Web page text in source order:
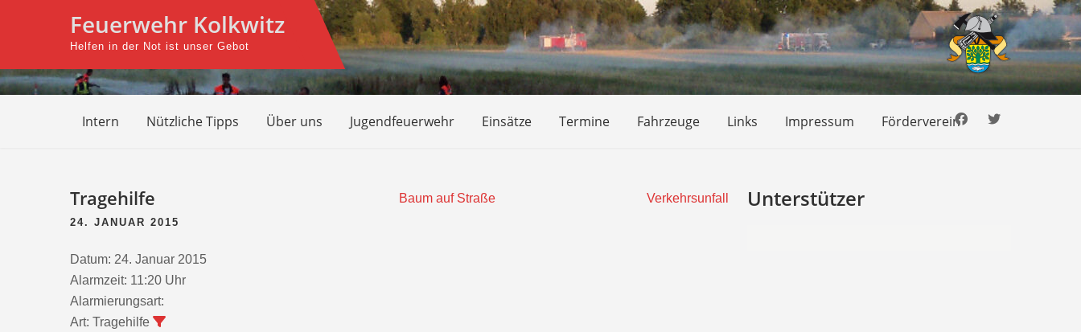
Feuerwehr Kolkwitz
Helfen in der Not ist unser Gebot
Intern Nützliche Tipps Über uns Jugendfeuerwehr Einsätze Termine Fahrzeuge Links Impressum Förderverein
Tragehilfe
24. JANUAR 2015
Datum: 24. Januar 2015
Alarmzeit: 11:20 Uhr
Alarmierungsart:
Art: Tragehilfe
Beitragsnavigation Baum auf Straße Verkehrsunfall Unterstützer